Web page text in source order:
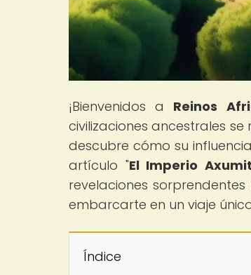
¡Bienvenidos a Reinos
civilizaciones ancestrales
descubre cómo su
artículo "El Imperio
revelaciones
embarcarte en un viaje
Índice